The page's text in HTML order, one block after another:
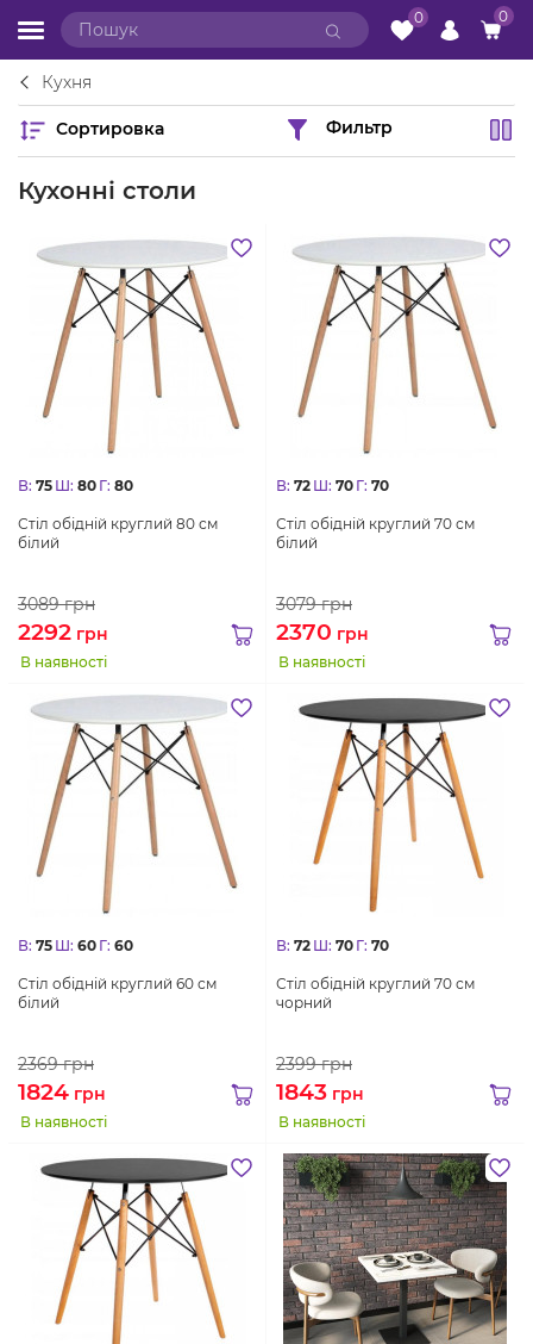
0 0
Кухня
Сортировка Фильтр
Кухонні столи
В: 75 Ш: 80 Г: 80
Стіл обідній круглий 80 см
білий
3089грн
2292 грн
В наявності
В: 72 Ш: 70 Г: 70
Стіл обідній круглий 70 см
білий
3079грн
2370 грн
В наявності
В: 75 Ш: 60 Г: 60
Стіл обідній круглий 60 см
білий
2369грн
1824 грн
В наявності
В: 72 Ш: 70 Г: 70
Стіл обідній круглий 70 см
чорний
2399грн
1843 грн
В наявності